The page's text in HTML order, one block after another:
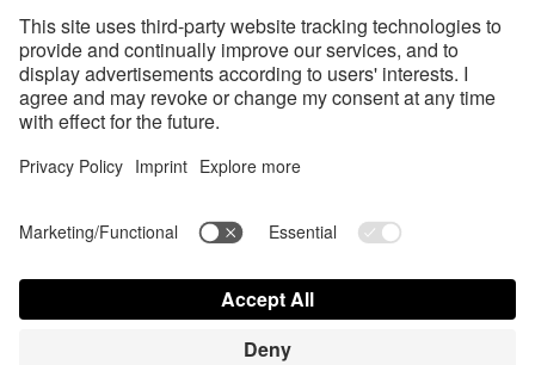
Το Apple, το λογότυπο Apple και το Apple Watch είναι εμπορικά σήματα της
Apple Inc. Το Google Play και το λογότυπο του Google Play είναι εμπορικά
σήματα της Google LLC.
Contact us today